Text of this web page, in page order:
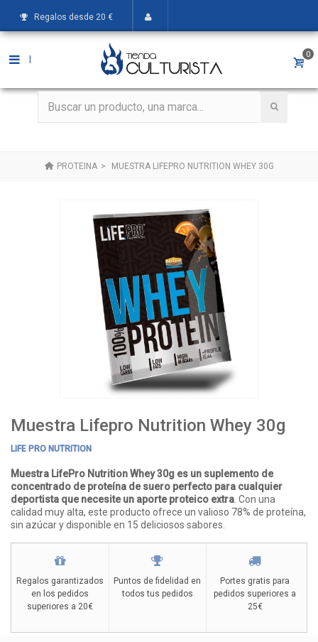
Regalos desde 20 €
0
PROTEINA > MUESTRA LIFEPRO NUTRITION WHEY 30G
Muestra Lifepro Nutrition Whey 30g
LIFE PRO NUTRITION
Muestra LifePro Nutrition Whey 30g es un suplemento de
concentrado de proteína de suero perfecto para cualquier
deportista que necesite un aporte proteico extra . Con una
calidad muy alta, este producto ofrece un valioso 78% de proteína,
sin azúcar y disponible en 15 deliciosos sabores.
Regalos garantizados
en los pedidos
superiores a 20€
Puntos de fidelidad en
todos tus pedidos
Portes gratis para
pedidos superiores a
25€